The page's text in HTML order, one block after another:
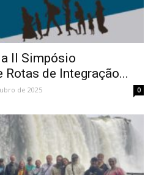
II Simpósio
Rotas de Integração...
de 2025 0